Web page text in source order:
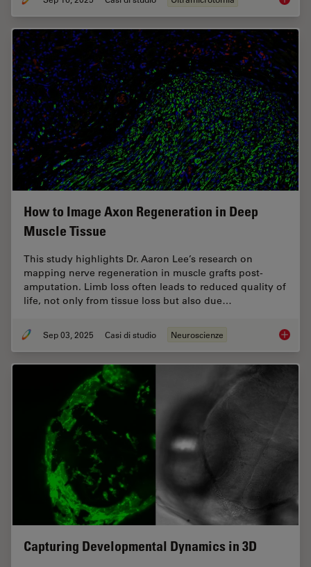
How to Image Axon Regeneration in Deep
Muscle Tissue
This study highlights Dr. Aaron Lee’s research on
mapping nerve regeneration in muscle grafts post-
amputation. Limb loss often leads to reduced quality of
life, not only from tissue loss but also due…
Sep 03, 2025 Casi di studio Neuroscienze How to
Capturing Developmental Dynamics in 3D